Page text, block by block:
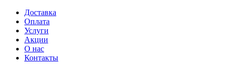
Доставка
Оплата
Услуги
Акции
О нас
Контакты